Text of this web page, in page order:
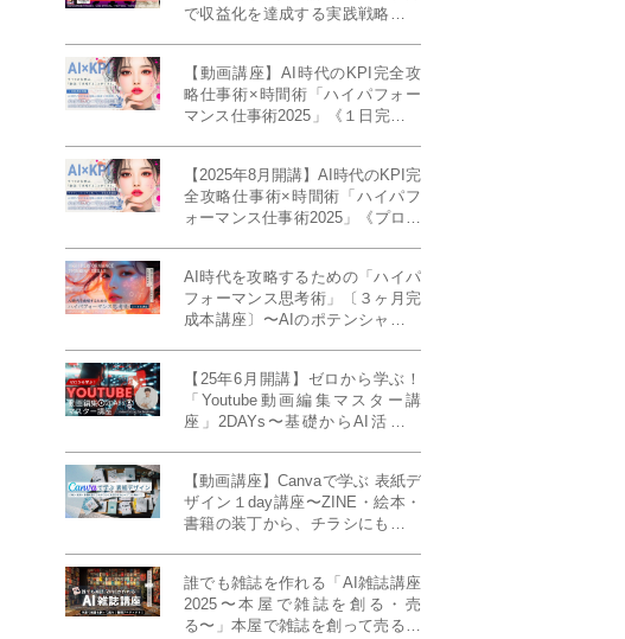
で収益化を達成する実践戦略！ゲ
発信力養成ラボNEO》
【動画講座】AI時代のKPI完全攻
略仕事術×時間術「ハイパフォー
マンス仕事術2025」《１日完成特
【2025年8月開講】AI時代のKPI完
全攻略仕事術×時間術「ハイパフ
ォーマンス仕事術2025」《プロフ
AI時代を攻略するための「ハイパ
フォーマンス思考術」〔３ヶ月完
成本講座〕〜AIのポテンシャルを
【25年6月開講】ゼロから学ぶ！
「Youtube動画編集マスター講
座」2DAYs〜基礎からAI活用ま
【動画講座】Canvaで学ぶ 表紙デ
ザイン１day講座〜ZINE・絵本・
書籍の装丁から、チラシにも活か
誰でも雑誌を作れる「AI雑誌講座
2025〜本屋で雑誌を創る・売
る〜」本屋で雑誌を創って売る！